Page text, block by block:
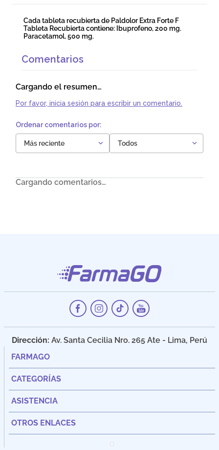
Cada tableta recubierta de Paldolor Extra Forte F
Tableta Recubierta contiene: Ibuprofeno, 200 mg.
Paracetamol, 500 mg.
Comentarios
Cargando el resumen…
Por favor, inicia sesión para escribir un comentario.
Más reciente Todos
Cargando comentarios…
Dirección: Av. Santa Cecilia Nro. 265 Ate - Lima, Perú
FARMAGO
CATEGORÍAS
ASISTENCIA
OTROS ENLACES